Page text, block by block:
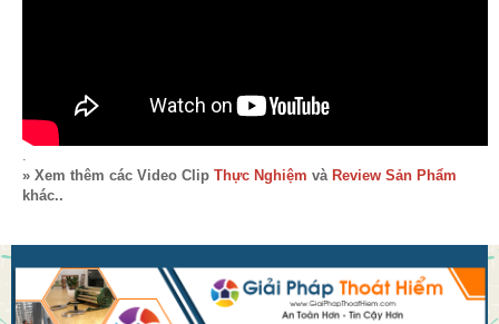
.
» Xem thêm các Video Clip Thực Nghiệm và Review Sản Phẩm
khác..